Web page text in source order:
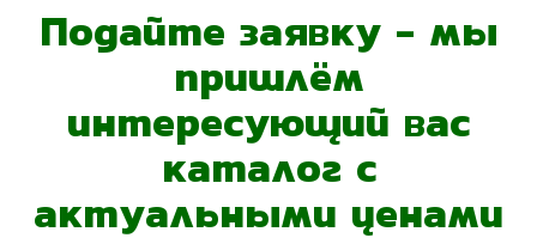
Подайте заявку - мы
пришлём
интересующий вас
каталог с
актуальными ценами